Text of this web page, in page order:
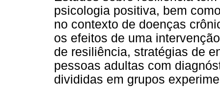
psicologia positiva, bem
no contexto de doenças
os efeitos de uma
de resiliência, stratégias de
pessoas adultas com
divididas em grupos